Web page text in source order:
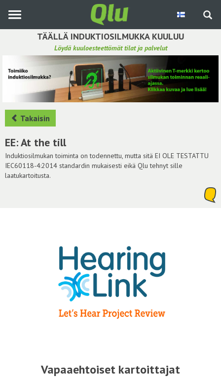
pääsisältöön
TÄÄLLÄ INDUKTIOSILMUKKA KUULUU
Löydä kuuloesteettömät tilat ja palvelut
Etsi induktiosilmukka
Tee ehdotus ja vaikuta kuulemiskokemukseen
Hae ehdotuksia
Käyttöohje
Yhteydenottopyyntö
Kirjaudu sisään
Takaisin
EE: At the till
Induktiosilmukan toiminta on todennettu, mutta sitä EI OLE TESTATTU
IEC60118-4:2014 standardin mukaisesti eikä Qlu tehnyt sille
laatukartoitusta.
Vapaaehtoiset kartoittajat